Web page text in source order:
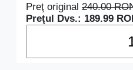
Preţ original 240.00
Preţul Dvs.: 189.99